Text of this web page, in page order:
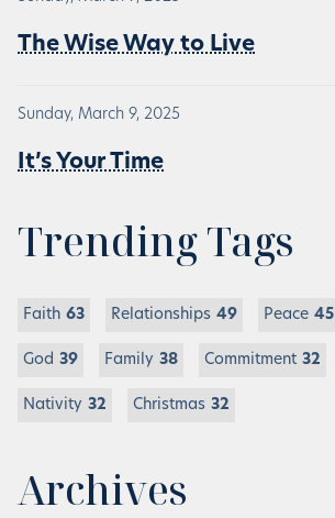
The Wise Way to Live
Sunday, March 9, 2025
It’s Your Time
Trending Tags
Faith 63 Relationships 49 Peace 45
God 39 Family 38 Commitment 32
Nativity 32 Christmas 32
Archives